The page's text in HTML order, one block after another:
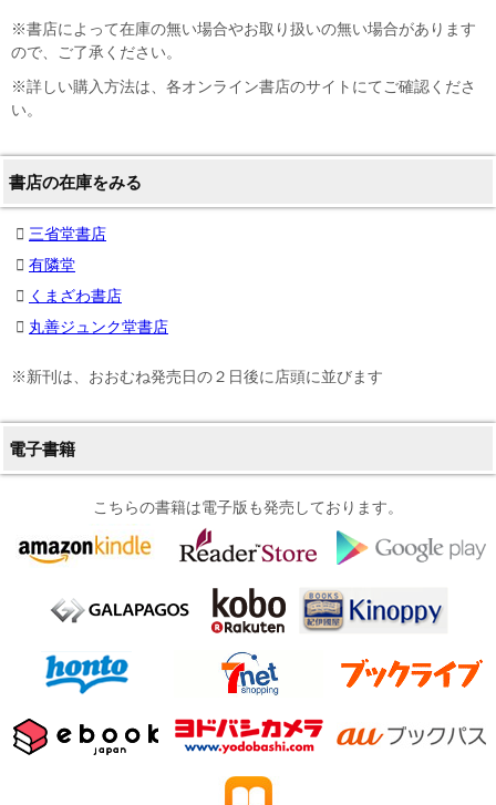
※書店によって在庫の無い場合やお取り扱いの無い場合があります
ので、ご了承ください。
※詳しい購入方法は、各オンライン書店のサイトにてご確認くださ
い。
書店の在庫をみる
三省堂書店
有隣堂
くまざわ書店
丸善ジュンク堂書店
※新刊は、おおむね発売日の２日後に店頭に並びます
電子書籍
こちらの書籍は電子版も発売しております。